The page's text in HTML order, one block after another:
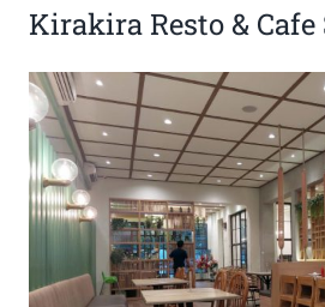
Kirakira Resto &